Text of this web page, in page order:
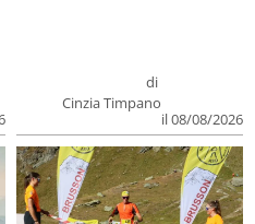
di
Cinzia Timpano
il 08/08/2026